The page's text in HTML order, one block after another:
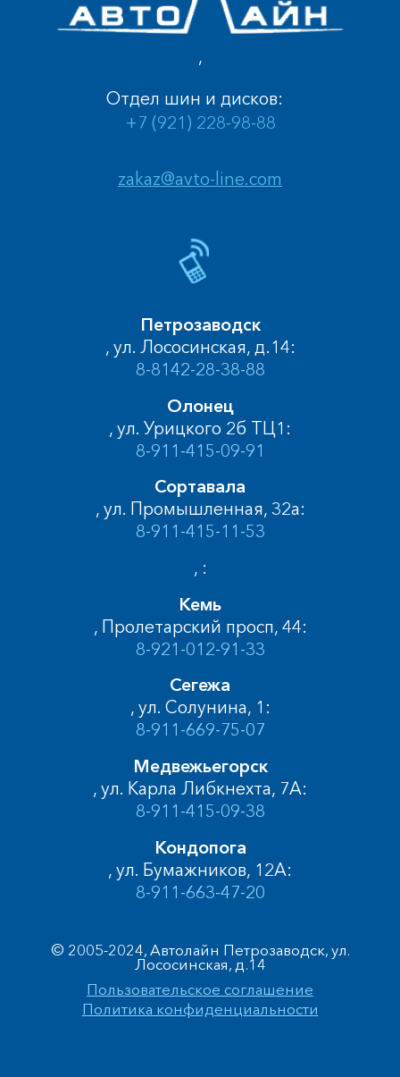
,
zakaz@avto-line.com
Отдел шин и дисков:
+7 (921) 228-98-88
Петрозаводск
, ул. Лососинская, д.14:
8-8142-28-38-88
Олонец
, ул. Урицкого 2б ТЦ1:
8-911-415-09-91
Сортавала
, ул. Промышленная, 32а:
8-911-415-11-53
, :
Кемь
, Пролетарский просп, 44:
8-921-012-91-33
Сегежа
, ул. Солунина, 1:
8-911-669-75-07
Медвежьегорск
, ул. Карла Либкнехта, 7А:
8-911-415-09-38
Кондопога
, ул. Бумажников, 12А:
8-911-663-47-20
© 2005-2024, Автолайн Петрозаводск, ул.
Лососинская, д.14
Пользовательское соглашение
Политика конфиденциальности